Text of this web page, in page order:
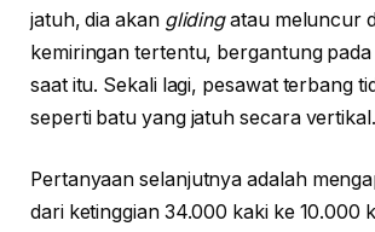
jatuh, dia akan glidingatau meluncur
kemiringan tertentu, bergantung
saat itu. Sekali lagi, pesawat terbang
seperti batu yang jatuh secara vertikal.
Pertanyaan selanjutnya adalah
dari ketinggian 34.000 kaki ke 10.000